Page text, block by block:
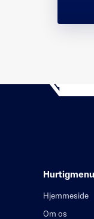
Hurtigmenu
Hjemmeside
Om os